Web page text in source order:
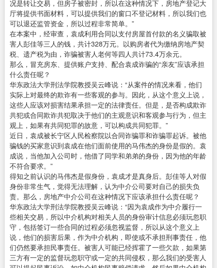
况是转让交易，但房子被密封，所以在这种情况下，房地产登记大
厅将提供书面材料，可以提供我们的窗口不登记材料，所以我们也
可以退还监管资金，所以过程非常简单。”
在本案中，经审查，袁成利用合同以支付房屋首付款的名义骗取被
害人彭佳等三人的钱，共计328万元。以购房者代为缴纳房地产契
税、遗产税为由，诈骗被害人老何等四人共计73.4万余元。
那么，冒充房东、提供账户支持、配合袁成诈骗的“亲友”应该承担
什么责任呢？
华东政法大学刑法学院教授吴云峰说：“从案件的情况来看，他们
实际上对最终的欺诈有一些客观的参与。因此，从这个意义上说，
这些人应该对损害结果承担一定的法律责任。但是，是否构成欺诈
共犯或合同欺诈共犯取决于他们的主观意识和客观参与行为，但主
观上，如果有共同犯罪的故意，可以构成共同犯罪。”
近日，袁成被长宁区人民检察院以合同诈骗罪和诈骗罪起诉。被他
骗钱的买家意识到袁成在他们面前使用的马伟杰的身份是假的。袁
成说，当他加入公司时，他借了同学和弟弟的身份，因为他的年龄
不符合要求。”
得知之前认识的马伟杰是假身份，袁成才是真身后。彭佳等人对假
身份非常生气，觉得无法理解，认为中介公司要对自己的损失负
责。那么，房地产中介公司在这种情况下应该承担什么责任呢？
华东政法大学刑法学院教授吴云峰说：“因为袁成作为中介履行一
些相关交易，所以中介机构对相关人员的身份审计信息必须玩忽职
守，包括签订一些合同的过程必须忽视监督，所以从这个意义上
说，他们的损害后果，作为中介机构，即使或不承担刑事责任，他
们仍然要承担民事责任。被害人可能已经挥霍了一些欠款，如果第
三方有一定的监督玩忽职守或一定的共同侵权，那么我们的受害人